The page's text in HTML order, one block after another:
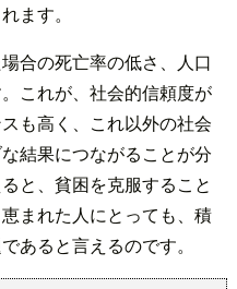
ます。
合の死亡率の低さ、人口
これが、社会的信頼度が
も高く、これ以外の社会
結果につながることが分
と、貧困を克服すること
まれた人にとっても、積
あると言えるのです。